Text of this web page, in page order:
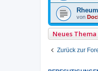
von
Neues Thema
Zurück zur